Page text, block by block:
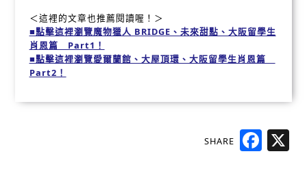
＜這裡的文章也推薦閱讀喔！＞
■點擊這裡瀏覽魔物獵人 BRIDGE、未來甜點、大阪留學生
肖恩篇 Part1！
■點擊這裡瀏覽愛爾蘭館、大屋頂環、大阪留學生肖恩篇
Part2！
SHARE